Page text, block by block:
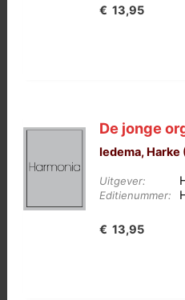
€ 13,95
De jonge
Iedema,
Uitgever:
Editienummer:
€ 13,95